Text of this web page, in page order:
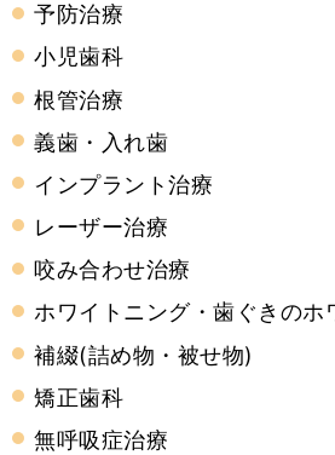
予防治療
小児歯科
根管治療
義歯・入れ歯
インプラント治療
レーザー治療
咬み合わせ治療
ホワイトニング・歯ぐきのホ
補綴(詰め物・被せ物)
矯正歯科
無呼吸症治療